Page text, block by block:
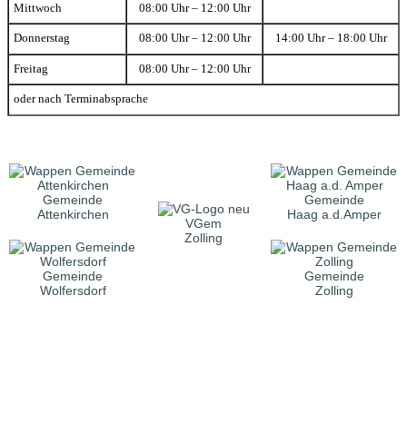
Mittwoch 08:00 Uhr – 12:00 Uhr
Donnerstag 08:00 Uhr – 12:00 Uhr 14:00 Uhr – 18:00 Uhr
Freitag 08:00 Uhr – 12:00 Uhr
oder nach Terminabsprache
Gemeinde
Attenkirchen
VGem
Zolling
Gemeinde
Haag a.d.Amper
Gemeinde
Wolfersdorf
Gemeinde
Zolling